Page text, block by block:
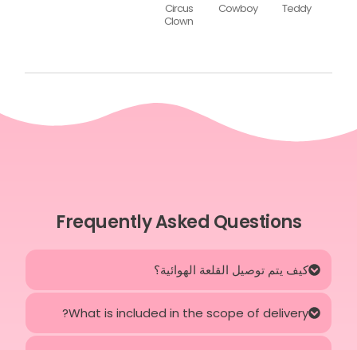
Teddy
Cowboy
Circus
Clown
Frequently Asked Questions
كيف يتم توصيل القلعة الهوائية؟
What is included in the scope of delivery?